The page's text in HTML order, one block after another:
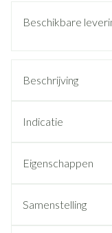
Beschikbare
Beschrijving
Indicatie
Eigenschappen
Samenstelling